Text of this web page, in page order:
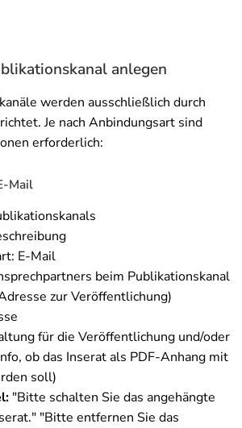
anlegen
werden ausschließlich durch
Je nach Anbindungsart sind
erforderlich:
Mail
E-Mail
beim Publikationskanal
zur Veröffentlichung)
für die Veröffentlichung und/oder
ob das Inserat als PDF-Anhang mit
soll)
"Bitte schalten Sie das angehängte
"Bitte entfernen Sie das